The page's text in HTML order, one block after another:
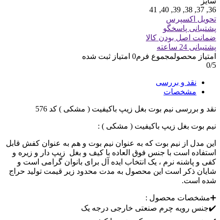
36, 37, 38, 39, 40, 41
تحویل اکسپرس
پشتیبانی پاسخگو
ضمانت اصل بودن کالا
پشتیبانی 24 ساعته
امتیاز محصولمجموع فرم0 امتیاز ثبت شده
0/5
نقد و بررسی
مشخصات
نقد و بررسی نیم بوت بغل زیپ باکیفیت ( مشکی ) کد 576
نیم بوت بغل زیپ باکیفیت ( مشکی ) :
این مدل از نیم بوت که به عنوان نیم بوت و هم به عنوان کفش قابل
استفاده است با جنس فوق العاده با کیف و بغل زیپ دار و زیره و
کفی و پاشنه نرم ، یک انتخاب ایده آل برای بانوان گرامی است و
شایان ذکر است این محصول به مدت محدود زیر قیمت تولید حراج
شده است.
➕مشخصات محصول :
✔️جنس رویه چرم صنعتی خارجی درجه یک